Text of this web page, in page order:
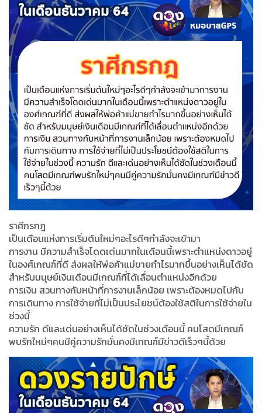
ราศีกรกฎ
เป็นเดือนแห่งการเริ่มต้นใหม่ๆอะไรดีๆกำลังจะเข้ามา
การงาน มีความสำเร็จโดดเด่นมากในเดือนนี้เพราะตำแหน่งดาวอยู่
ในองศ์เกณฑ์ที่ดี ส่งผลให้พ่อค้าแม่ขายกำไรมากขึ้นอย่างเห็นได้ชัด
สำหรับมนุษย์เงินเดือนมีเกณฑ์ที่ได้เลื่อนตำแหน่งอีกด้วย
การเงิน สวนทางกับหน้าที่การงานเล็กน้อย เพราะต้องหมดไปกับ
การเดินทาง การใช้จ่ายที่ไม่เป็นประโยชน์ต้องใช้สติในการใช้จ่ายใน
ช่วงนี้
ความรัก ดีและเด่นอย่างเห็นได้ชัดในช่วงเดือนนี้ คนโสดมีเกณฑ์
พบรักใหม่ๆคนมีคู่ความรักมั่นคงมีเกณฑ์มีข่าวดีเร็วๆนี้ด้วย